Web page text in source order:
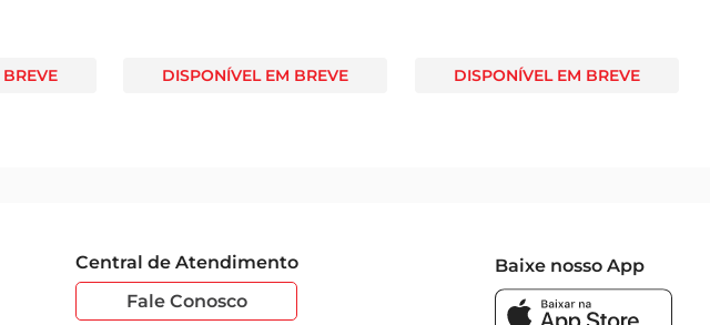
DISPONÍVEL EM BREVE DISPONÍVEL EM BREVE
Central de Atendimento
Fale Conosco
Baixe nosso App